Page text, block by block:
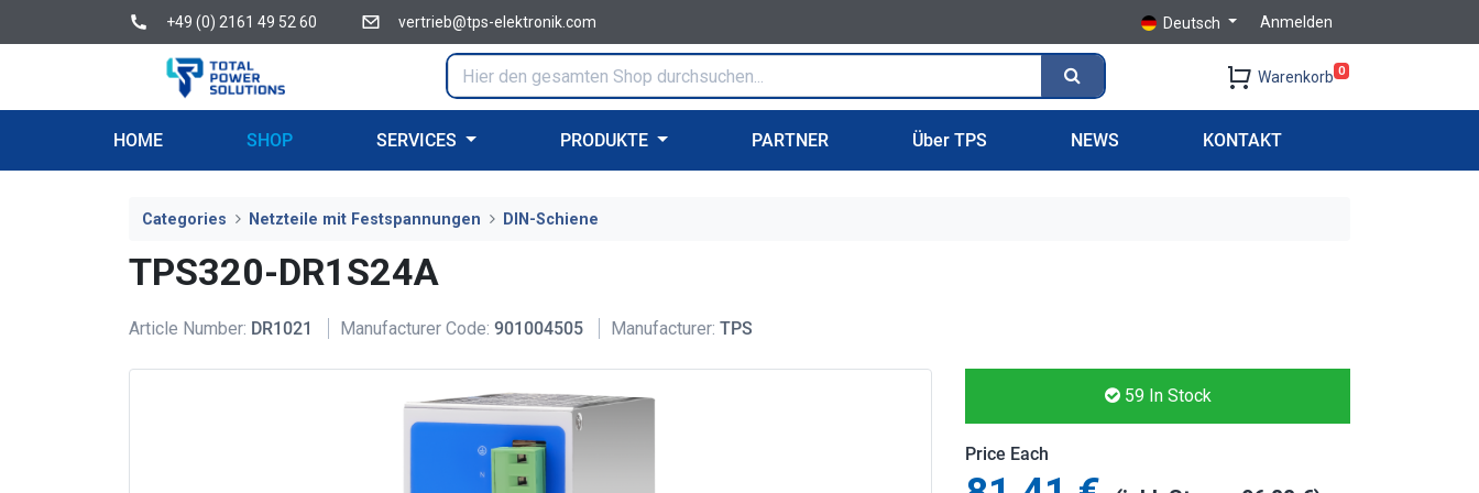
+49 (0) 2161 49 52 60 vertrieb@tps-elektronik.com Deutsch Anmelden
Warenkorb 0
HOME SHOP SERVICES PRODUKTE PARTNER Über TPS NEWS KONTAKT
Categories Netzteile mit Festspannungen DIN-Schiene
TPS320-DR1S24A
Article Number: DR1021 Manufacturer Code: 901004505 Manufacturer: TPS
59 In Stock
Price Each